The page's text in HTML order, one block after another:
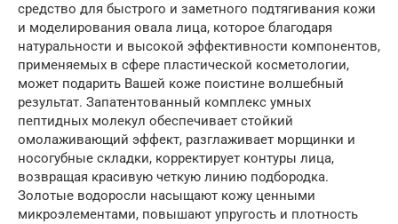
средство для быстрого и заметного подтягивания кожи
и моделирования овала лица, которое благодаря
натуральности и высокой эффективности компонентов,
применяемых в сфере пластической косметологии,
может подарить Вашей коже поистине волшебный
результат. Запатентованный комплекс умных
пептидных молекул обеспечивает стойкий
омолаживающий эффект, разглаживает морщинки и
носогубные складки, корректирует контуры лица,
возвращая красивую четкую линию подбородка.
Золотые водоросли насыщают кожу ценными
микроэлементами, повышают упругость и плотность